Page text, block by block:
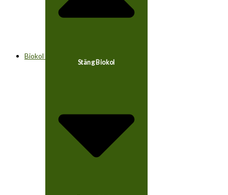
Biokol
Stäng Biokol